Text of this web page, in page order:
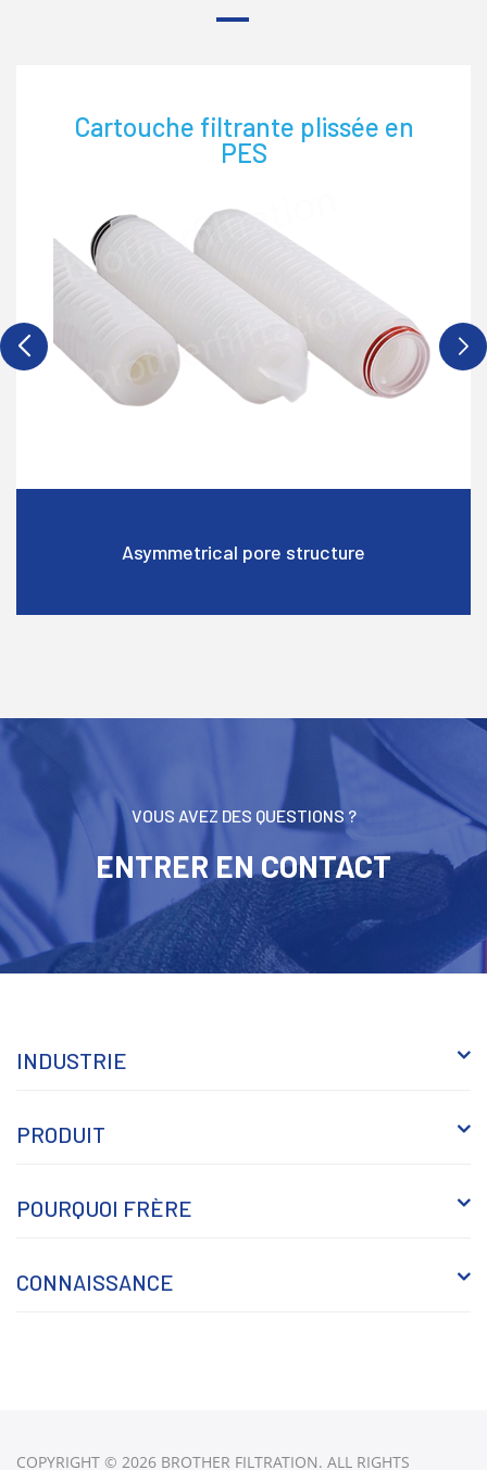
Cartouche filtrante plissée en
PES
Asymmetrical pore structure
VOUS AVEZ DES QUESTIONS ?
ENTRER EN CONTACT
INDUSTRIE
PRODUIT
POURQUOI FRÈRE
CONNAISSANCE
COPYRIGHT © 2026 BROTHER FILTRATION. ALL RIGHTS